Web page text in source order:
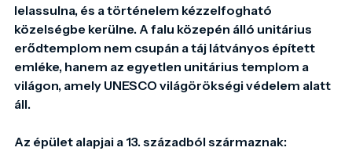
lelassulna, és a történelem kézzelfogható
közelségbe kerülne. A falu közepén álló unitárius
erődtemplom nem csupán a táj látványos épített
emléke, hanem az egyetlen unitárius templom a
világon, amely UNESCO világörökségi védelem alatt
áll.
Az épület alapjai a 13. századból származnak: